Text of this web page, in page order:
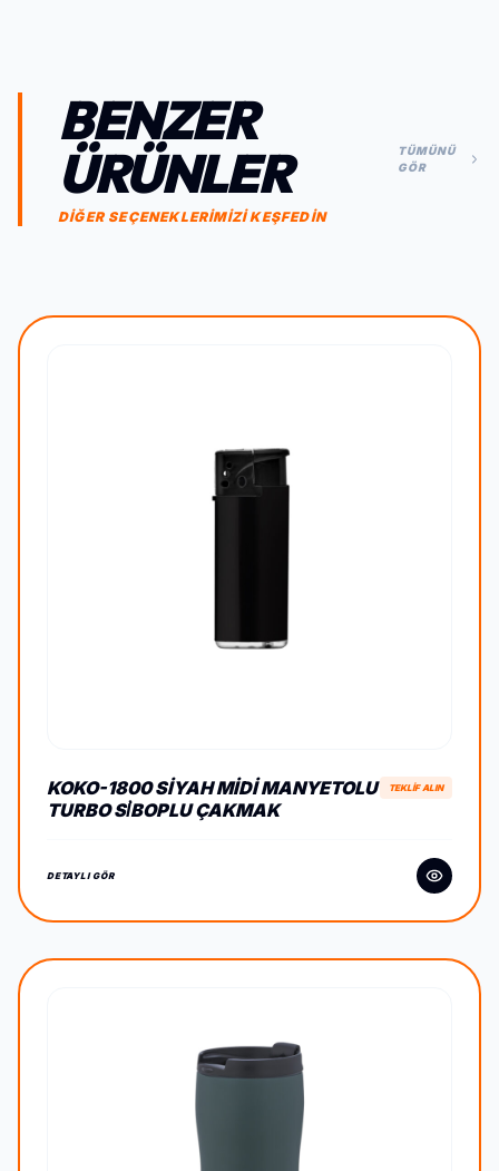
BENZER
ÜRÜNLER
DİĞER SEÇENEKLERİMİZİ KEŞFEDİN
TÜMÜNÜ
GÖR
KOKO-1800 SIYAH MIDI MANYETOLU
TURBO SİBOPLU ÇAKMAK
TEKLİF ALIN
DETAYLI GÖR